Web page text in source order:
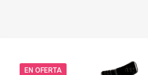
EN OFERTA